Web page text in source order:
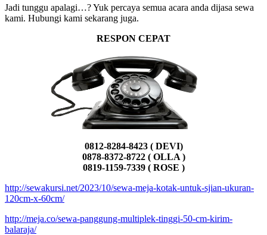
Jadi tunggu apalagi…? Yuk percaya semua acara anda dijasa sewa
kami. Hubungi kami sekarang juga.
RESPON CEPAT
0812-8284-8423 ( DEVI)
0878-8372-8722 ( OLLA )
0819-1159-7339 ( ROSE )
http://sewakursi.net/2023/10/sewa-meja-kotak-untuk-sjian-ukuran-
120cm-x-60cm/
http://meja.co/sewa-panggung-multiplek-tinggi-50-cm-kirim-
balaraja/